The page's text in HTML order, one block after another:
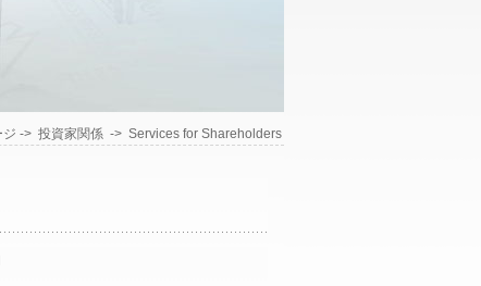
ジ -> 投資家関係-> Services for Shareholders